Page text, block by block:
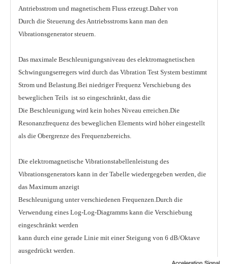
Antriebsstrom und magnetischem Fluss erzeugt.Daher von
Durch die Steuerung des Antriebsstroms kann man den
Vibrationsgenerator steuern.
Das maximale Beschleunigungsniveau des elektromagnetischen
Schwingungserregers wird durch das Vibration Test System bestimmt
Strom und Belastung.Bei niedriger Frequenz Verschiebung des
beweglichen Teils ist so eingeschränkt, dass die
Die Beschleunigung wird kein hohes Niveau erreichen.Die
Resonanzfrequenz des beweglichen Elements wird höher eingestellt
als die Obergrenze des Frequenzbereichs.
Die elektromagnetische Vibrationstabellenleistung des
Vibrationsgenerators kann in der Tabelle wiedergegeben werden, die
das Maximum anzeigt
Beschleunigung unter verschiedenen Frequenzen.Durch die
Verwendung eines Log-Log-Diagramms kann die Verschiebung
eingeschränkt werden
kann durch eine gerade Linie mit einer Steigung von 6 dB/Oktave
ausgedrückt werden.